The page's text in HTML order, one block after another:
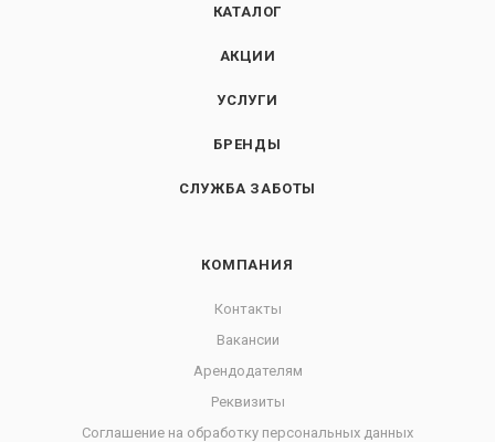
КАТАЛОГ
АКЦИИ
УСЛУГИ
БРЕНДЫ
СЛУЖБА ЗАБОТЫ
КОМПАНИЯ
Контакты
Вакансии
Арендодателям
Реквизиты
Соглашение на обработку персональных данных